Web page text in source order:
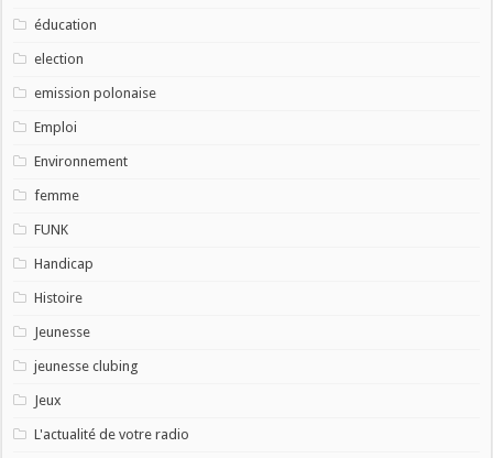
éducation
election
emission polonaise
Emploi
Environnement
femme
FUNK
Handicap
Histoire
Jeunesse
jeunesse clubing
Jeux
L'actualité de votre radio